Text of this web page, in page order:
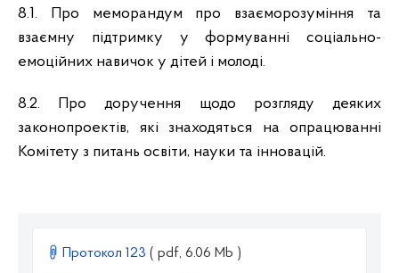
8.1.
Про меморандум про взаєморозуміння та
взаємну підтримку у формуванні соціально-
емоційних навичок у дітей і молоді.
8.2. Про доручення щодо розгляду деяких
законопроектів, які знаходяться на опрацюванні
Комітету з питань освіти, науки та інновацій.
Протокол 123 ( pdf, 6.06 Mb )